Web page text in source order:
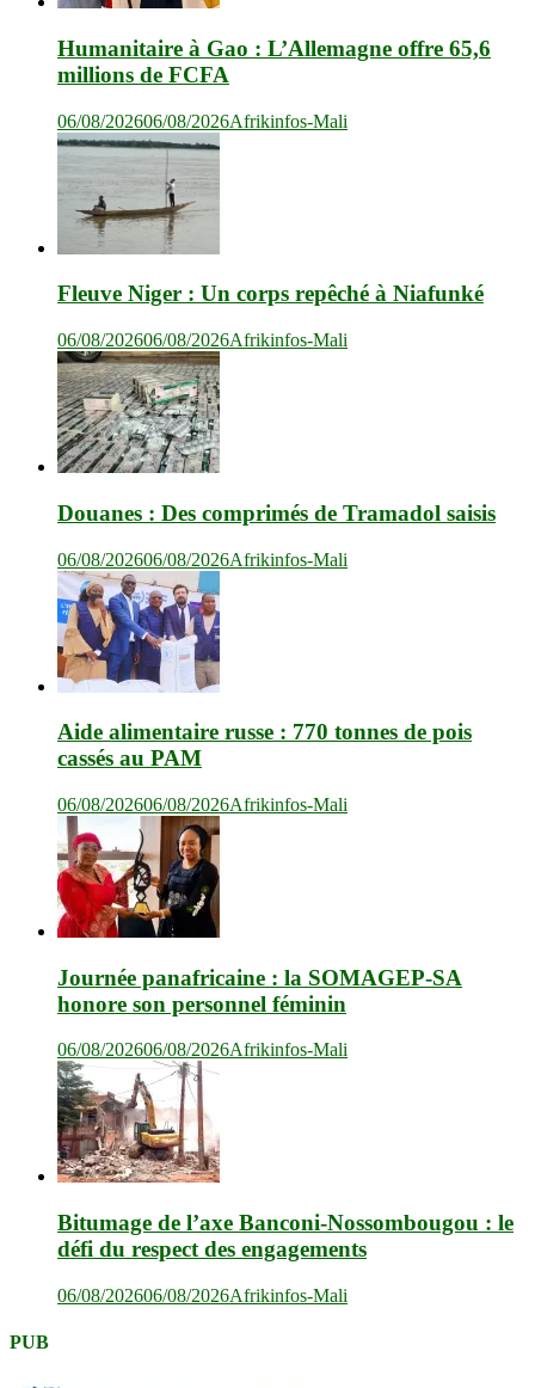
Humanitaire à Gao : L’Allemagne offre 65,6
millions de FCFA
06/08/202606/08/2026Afrikinfos-Mali
Fleuve Niger : Un corps repêché à Niafunké
06/08/202606/08/2026Afrikinfos-Mali
Douanes : Des comprimés de Tramadol saisis
06/08/202606/08/2026Afrikinfos-Mali
Aide alimentaire russe : 770 tonnes de pois
cassés au PAM
06/08/202606/08/2026Afrikinfos-Mali
Journée panafricaine : la SOMAGEP-SA
honore son personnel féminin
06/08/202606/08/2026Afrikinfos-Mali
Bitumage de l’axe Banconi-Nossombougou : le
défi du respect des engagements
06/08/202606/08/2026Afrikinfos-Mali
PUB